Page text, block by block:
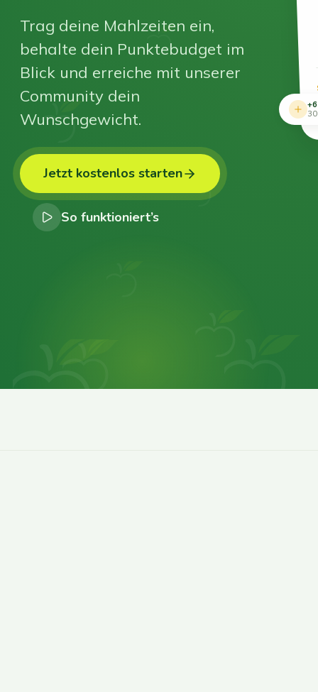
Trag deine Mahlzeiten ein,
behalte dein Punktebudget im
Blick und erreiche mit unserer
Community dein
Wunschgewicht.
Jetzt kostenlos starten
So funktioniert’s